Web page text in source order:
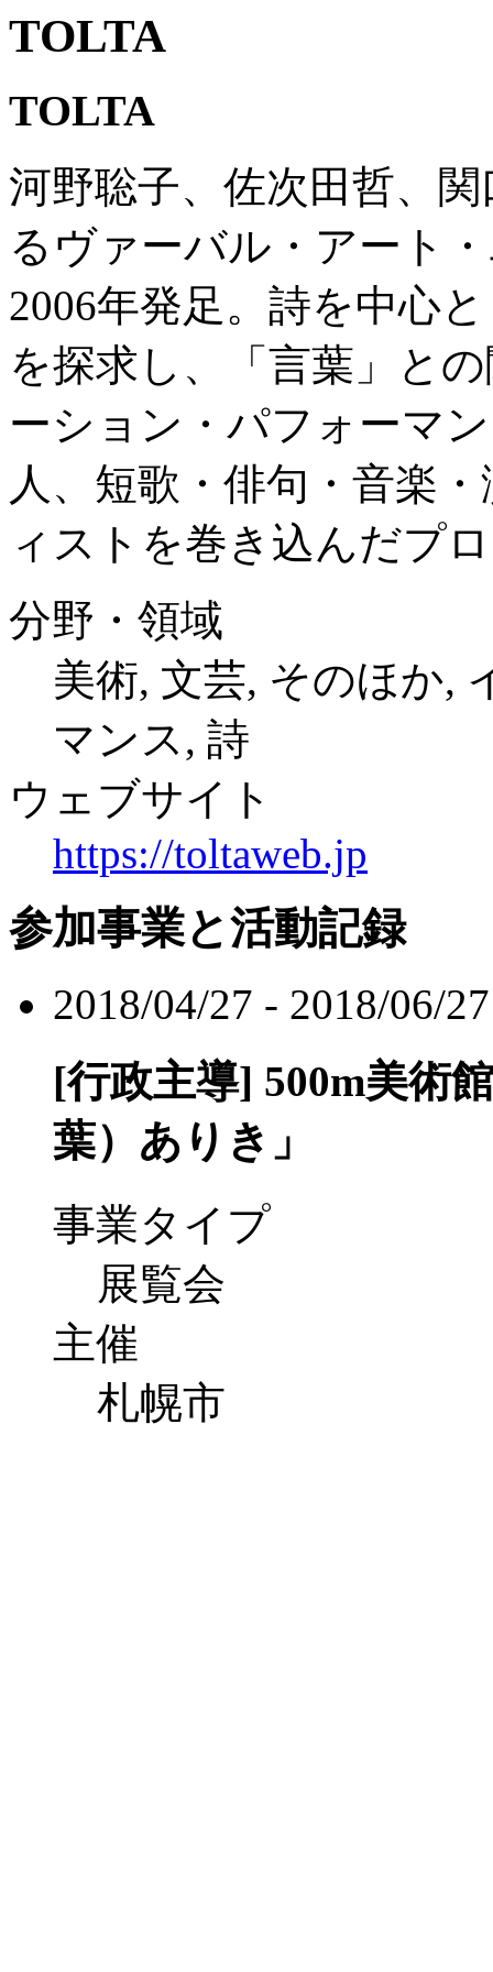
TOLTA
TOLTA
河野聡子、佐次田哲、
るヴァーバル・アート
2006年発足。詩を中心
を探求し、「言葉」と
ーション・パフォーマ
人、短歌・俳句・音楽
ィストを巻き込んだプ
分野・領域
美術, 文芸, そのほか,
マンス, 詩
ウェブサイト
https://toltaweb.jp
参加事業と活動記録
2018/04/27 - 2018/06/27
[行政主導] 500m美術
葉）ありき」
事業タイプ
展覧会
主催
札幌市